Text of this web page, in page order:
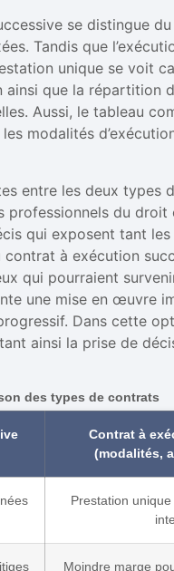
se distingue
Tandis que
unique se voit
ainsi que la répartition
Aussi, le tableau
modalités
entre les deux types
professionnels du droit
qui exposent tant
contrat à exécution
qui pourraient
une mise en œuvre
Dans cette
ainsi la prise de
des types de contrats
Contrat à
(modalités,
Prestation
Moindre marge